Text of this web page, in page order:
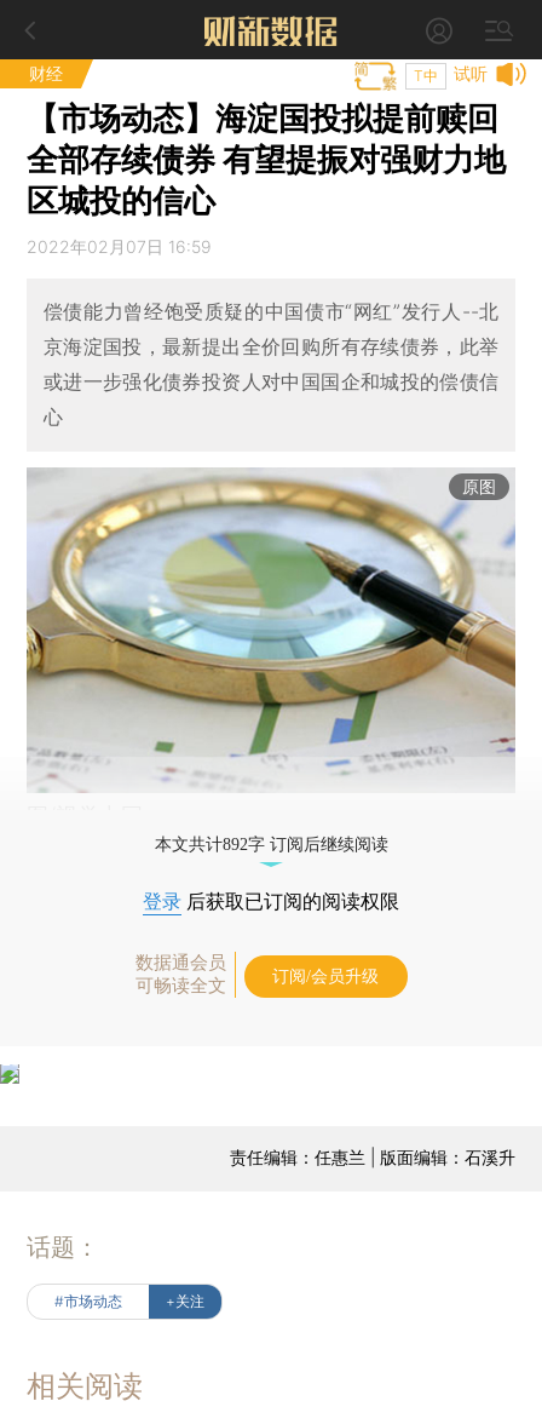
财经 试听
T中
【市场动态】海淀国投拟提前赎回
全部存续债券 有望提振对强财力地
区城投的信心
2022年02月07日 16:59
偿债能力曾经饱受质疑的中国债市“网红”发行人--北
京海淀国投，最新提出全价回购所有存续债券，此举
或进一步强化债券投资人对中国国企和城投的偿债信
心
原图
本文共计892字 订阅后继续阅读
登录 后获取已订阅的阅读权限
数据通会员
可畅读全文
订阅/会员升级
责任编辑：任惠兰 | 版面编辑：石溪升
话题：
#市场动态 +关注
相关阅读